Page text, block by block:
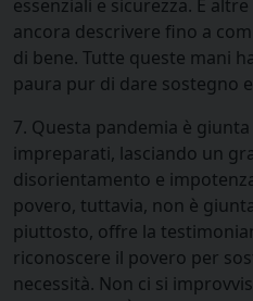
essenziali e sicurezza. E
ancora descrivere fino a
di bene. Tutte queste mani
paura pur di dare sostegno
7. Questa pandemia è
impreparati, lasciando un
disorientamento e
povero, tuttavia, non è
piuttosto, offre la
riconoscere il povero per
necessità. Non ci si